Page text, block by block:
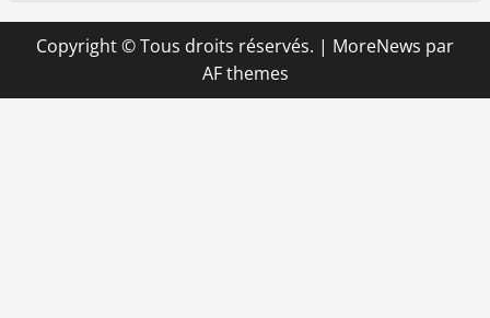
Copyright © Tous droits réservés. | MoreNews par
AF themes